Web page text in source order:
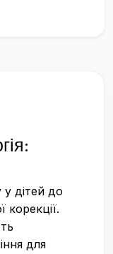
у дітей до
корекції.
для